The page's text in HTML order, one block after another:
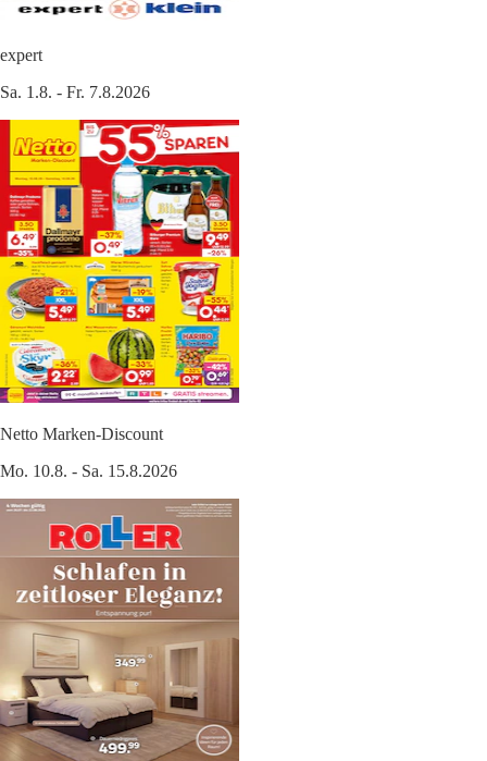
expert
Sa. 1.8. - Fr. 7.8.2026
Netto Marken-Discount
Mo. 10.8. - Sa. 15.8.2026